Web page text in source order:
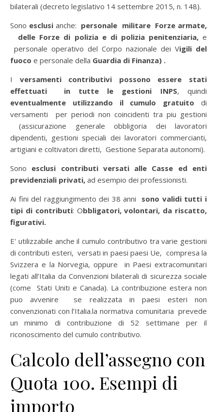
bilaterali (decreto legislativo 14 settembre 2015, n. 148).
Sono esclusi anche: personale militare Forze armate,
delle Forze di polizia e di polizia penitenziaria,e
personale operativo del Corpo nazionale dei Vigili del
fuoco e personale della Guardia di Finanza) .
I versamenti contributivi possono essere stati
effettuati in tutte le gestioni INPS, quindi
eventualmente utilizzando il cumulo gratuito di
versamenti per periodi non coincidenti tra piu gestioni
(assicurazione generale obbligoria dei lavoratori
dipendenti, gestioni speciali dei lavoratori commercianti,
artigiani e coltivatori diretti, Gestione Separata autonomi).
Sono esclusi contributi versati alle Casse ed enti
previdenziali privati, ad esempio dei professionisti.
Ai fini del raggiungimento dei 38 anni sono validi tutti i
tipi di contributi: Obbligatori, volontari, da riscatto,
figurativi.
E' utilizzabile anche il cumulo contributivo tra varie gestioni
di contributi esteri, versati in paesi paesi Ue, compresa la
Svizzera e la Norvegia, oppure in Paesi extracomunitari
legati all’Italia da Convenzioni bilaterali di sicurezza sociale
(come Stati Uniti e Canada). La contribuzione estera non
puo avvenire se realizzata in paesi esteri non
convenzionati con l’Italia.la normativa comunitaria prevede
un minimo di contribuzione di 52 settimane per il
riconoscimento del cumulo contributivo.
Calcolo dell’assegno con
Quota 100. Esempi di
importo